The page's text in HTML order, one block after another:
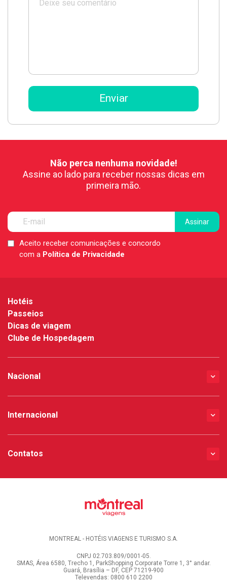
Não perca nenhuma novidade!
Assine ao lado para receber nossas dicas em
primeira mão.
LGPDAceito receber comunicações e concordo
com a Política de Privacidade
Hotéis
Passeios
Dicas de viagem
Clube de Hospedagem
Nacional
Internacional
Contatos
MONTREAL - HOTÉIS VIAGENS E TURISMO S.A.
CNPJ 02.703.809/0001-05.
SMAS, Área 6580, Trecho 1, ParkShopping Corporate Torre 1, 3° andar.
Guará, Brasília – DF, CEP 71219-900
Televendas: 0800 610 2200